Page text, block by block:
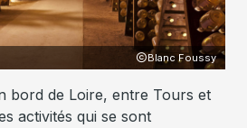
Blanc Foussy
bord de Loire, entre Tours et
activités qui se sont